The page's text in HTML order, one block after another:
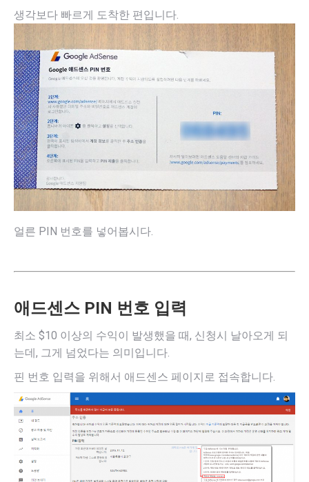
생각보다 빠르게 도착한 편입니다.
얼른 PIN 번호를 넣어봅시다.
애드센스 PIN 번호 입력
최소 $10 이상의 수익이 발생했을 때, 신청시 날아오게 되
는데, 그게 넘었다는 의미입니다.
핀 번호 입력을 위해서 애드센스 페이지로 접속합니다.